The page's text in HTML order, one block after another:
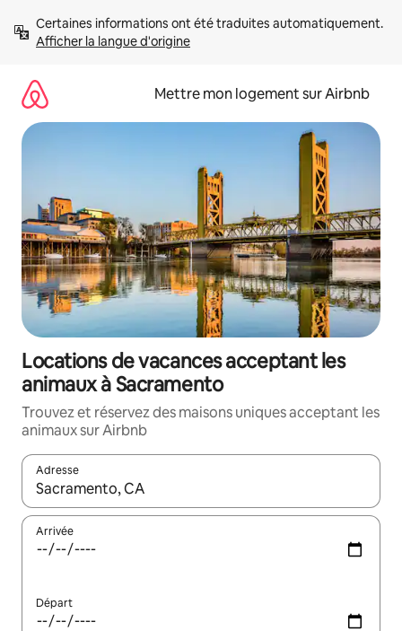
directement
Afficher la langue d'origine
Mettre mon logement sur Airbnb
Locations de vacances acceptant les
animaux à Sacramento
Trouvez et réservez des maisons uniques acceptant les
animaux sur Airbnb
Adresse
Lorsque les résultats s'affichent, utilisez les flèches vers le
Arrivée
Départ